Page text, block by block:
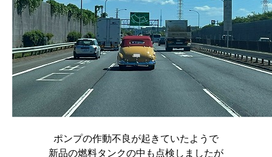
ポンプの作動不良が起きていたようで
新品の燃料タンクの中も点検しましたが